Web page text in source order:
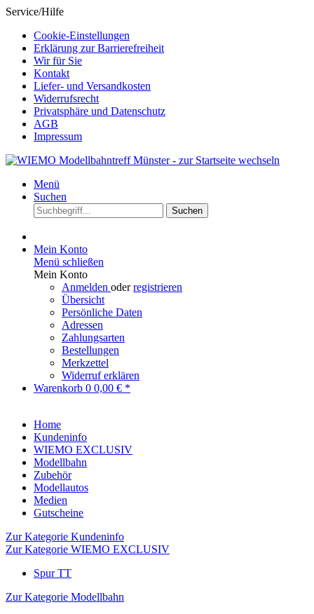
Service/Hilfe
Cookie-Einstellungen
Erklärung zur Barrierefreiheit
Wir für Sie
Kontakt
Liefer- und Versandkosten
Widerrufsrecht
Privatsphäre und Datenschutz
AGB
Impressum
Menü
Suchen
Suchen
Mein Konto
Menü schließen
Mein Konto
Anmelden oderregistrieren
Übersicht
Persönliche Daten
Adressen
Zahlungsarten
Bestellungen
Merkzettel
Widerruf erklären
Warenkorb 0 0,00 € *
Home
Kundeninfo
WIEMO EXCLUSIV
Modellbahn
Zubehör
Modellautos
Medien
Gutscheine
Zur Kategorie Kundeninfo
Zur Kategorie WIEMO EXCLUSIV
Spur TT
Zur Kategorie Modellbahn